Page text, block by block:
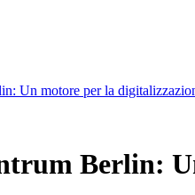
Un motore per la
Berlin: